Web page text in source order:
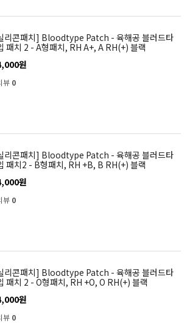
리콘패치] Bloodtype Patch - 육해공 블러드타
패치 2 - A형패치, RH A+, A RH(+) 블랙
원
뷰 0
리콘패치] Bloodtype Patch - 육해공 블러드타
패치2 - B형패치, RH +B, B RH(+) 블랙
원
뷰 0
리콘패치] Bloodtype Patch - 육해공 블러드타
패치 2 - O형패치, RH +O, O RH(+) 블랙
원
뷰 0